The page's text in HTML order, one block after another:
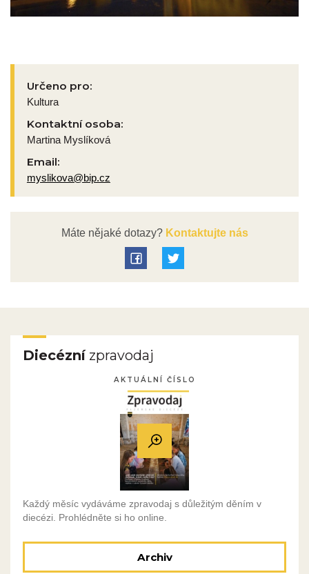
Určeno pro:
Kultura
Kontaktní osoba:
Martina Myslíková
Email:
myslikova@bip.cz
Máte nějaké dotazy?Kontaktujte nás
Diecéznízpravodaj
AKTUÁLNÍ ČÍSLO
Každý měsíc vydáváme zpravodaj s důležitým děním v
diecézi. Prohlédněte si ho online.
Archiv